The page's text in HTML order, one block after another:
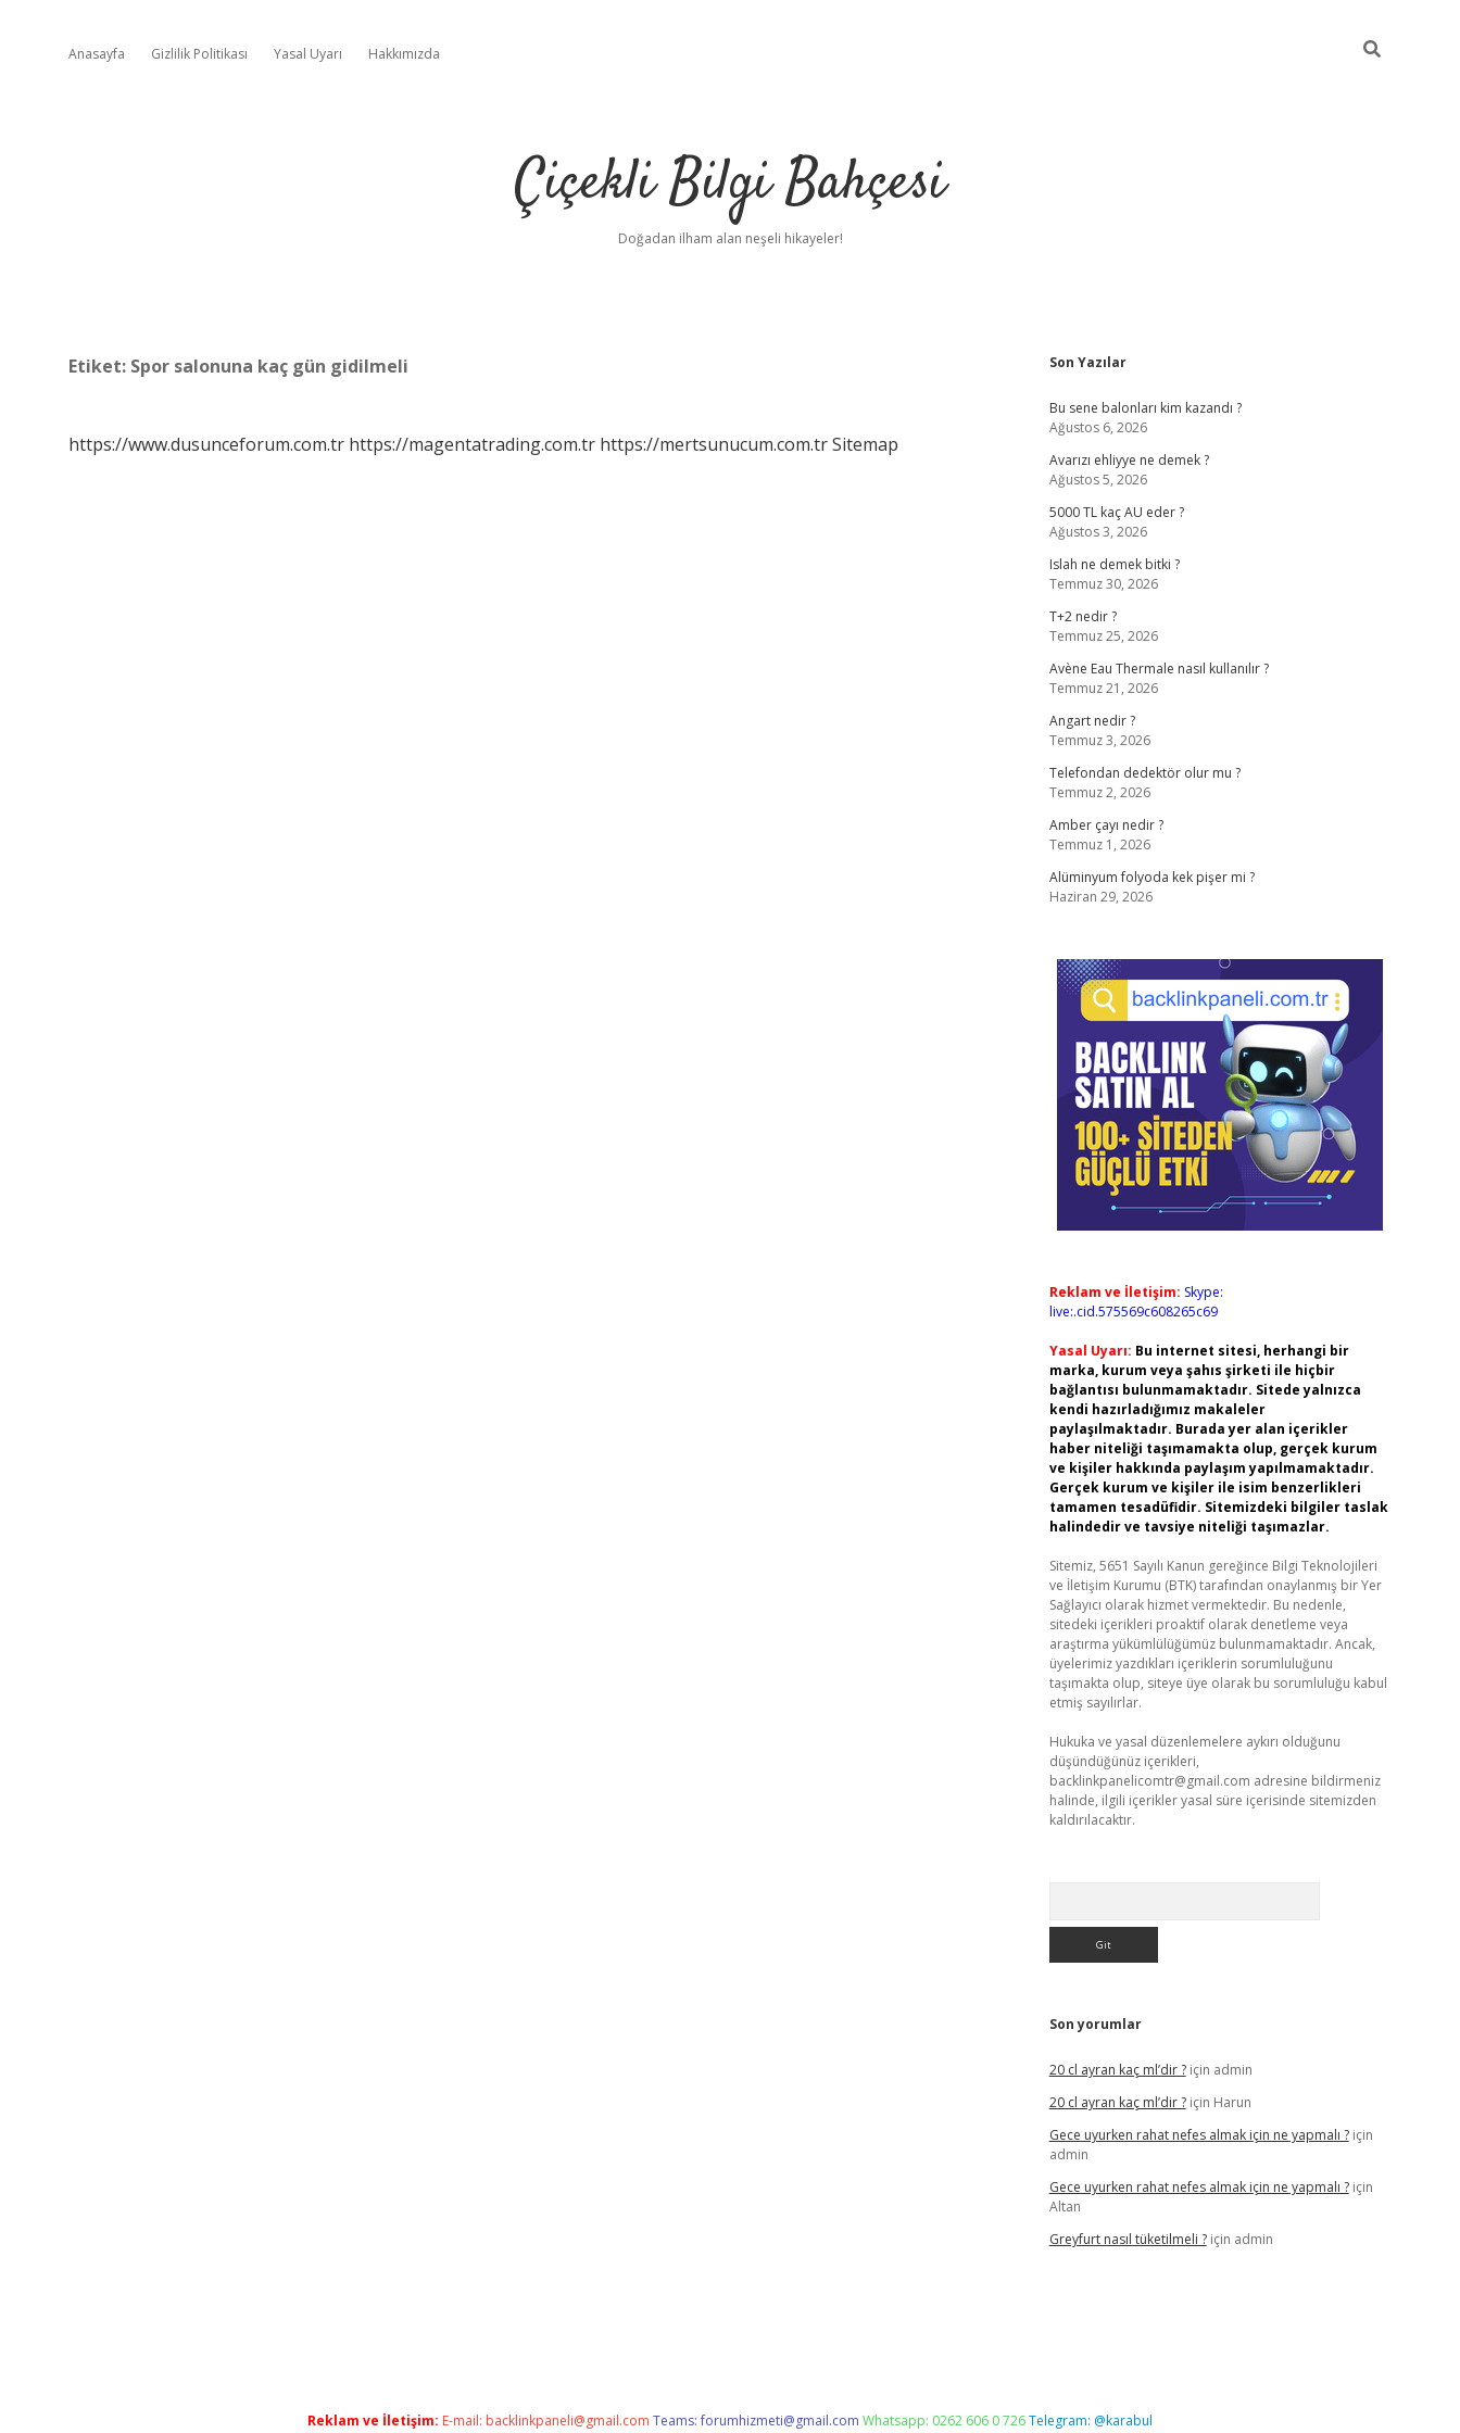
Anasayfa Gizlilik Politikası Yasal Uyarı Hakkımızda
Çiçekli Bilgi Bahçesi
Doğadan ilham alan neşeli hikayeler!
Etiket: Spor salonuna kaç gün gidilmeli
https://www.dusunceforum.com.tr https://magentatrading.com.tr https://mertsunucum.com.trSitemap
Sidebar
Son Yazılar
Bu sene balonları kim kazandı ?
Ağustos 6, 2026
Avarızı ehliyye ne demek ?
Ağustos 5, 2026
5000 TL kaç AU eder ?
Ağustos 3, 2026
Islah ne demek bitki ?
Temmuz 30, 2026
T+2 nedir ?
Temmuz 25, 2026
Avène Eau Thermale nasıl kullanılır ?
Temmuz 21, 2026
Angart nedir ?
Temmuz 3, 2026
Telefondan dedektör olur mu ?
Temmuz 2, 2026
Amber çayı nedir ?
Temmuz 1, 2026
Alüminyum folyoda kek pişer mi ?
Haziran 29, 2026
Reklam ve İletişim: Skype:
live:.cid.575569c608265c69
Yasal Uyarı: Bu internet sitesi, herhangi bir
marka, kurum veya şahıs şirketi ile hiçbir
bağlantısı bulunmamaktadır. Sitede yalnızca
kendi hazırladığımız makaleler
paylaşılmaktadır. Burada yer alan içerikler
haber niteliği taşımamakta olup, gerçek kurum
ve kişiler hakkında paylaşım yapılmamaktadır.
Gerçek kurum ve kişiler ile isim benzerlikleri
tamamen tesadüfidir. Sitemizdeki bilgiler taslak
halindedir ve tavsiye niteliği taşımazlar.
Sitemiz, 5651 Sayılı Kanun gereğince Bilgi Teknolojileri
ve İletişim Kurumu (BTK) tarafından onaylanmış bir Yer
Sağlayıcı olarak hizmet vermektedir. Bu nedenle,
sitedeki içerikleri proaktif olarak denetleme veya
araştırma yükümlülüğümüz bulunmamaktadır. Ancak,
üyelerimiz yazdıkları içeriklerin sorumluluğunu
taşımakta olup, siteye üye olarak bu sorumluluğu kabul
etmiş sayılırlar.
Hukuka ve yasal düzenlemelere aykırı olduğunu
düşündüğünüz içerikleri,
backlinkpanelicomtr@gmail.com adresine bildirmeniz
halinde, ilgili içerikler yasal süre içerisinde sitemizden
kaldırılacaktır.
Son yorumlar
20 cl ayran kaç ml’dir ?için admin
20 cl ayran kaç ml’dir ?için Harun
Gece uyurken rahat nefes almak için ne yapmalı ?için
admin
Gece uyurken rahat nefes almak için ne yapmalı ?için
Altan
Greyfurt nasıl tüketilmeli ?için admin
Reklam ve İletişim: E-mail: backlinkpaneli@gmail.com Teams:forumhizmeti@gmail.com Whatsapp: 0262 606 0 726Telegram: @karabul